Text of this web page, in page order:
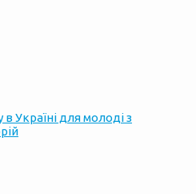
Україні для молоді з